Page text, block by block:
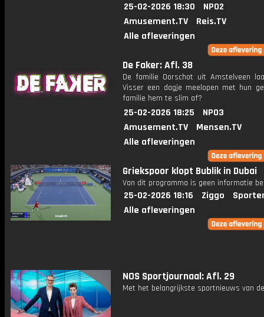
25-02-2026 18:30
NPO2
Amusement.TV
Reis.TV
Alle afleveringen
De Faker: Afl. 38
De familie Oorschot uit Amstelveen
Visser een dagje meelopen met hun
familie hem te slim af?
25-02-2026 18:25
NPO3
Amusement.TV
Mensen.TV
Alle afleveringen
Griekspoor klopt Bublik in Dubai
Van dit programma is geen informatie
25-02-2026 18:16 Ziggo
Alle afleveringen
NOS Sportjournaal: Afl. 29
Met het belangrijkste sportnieuws van